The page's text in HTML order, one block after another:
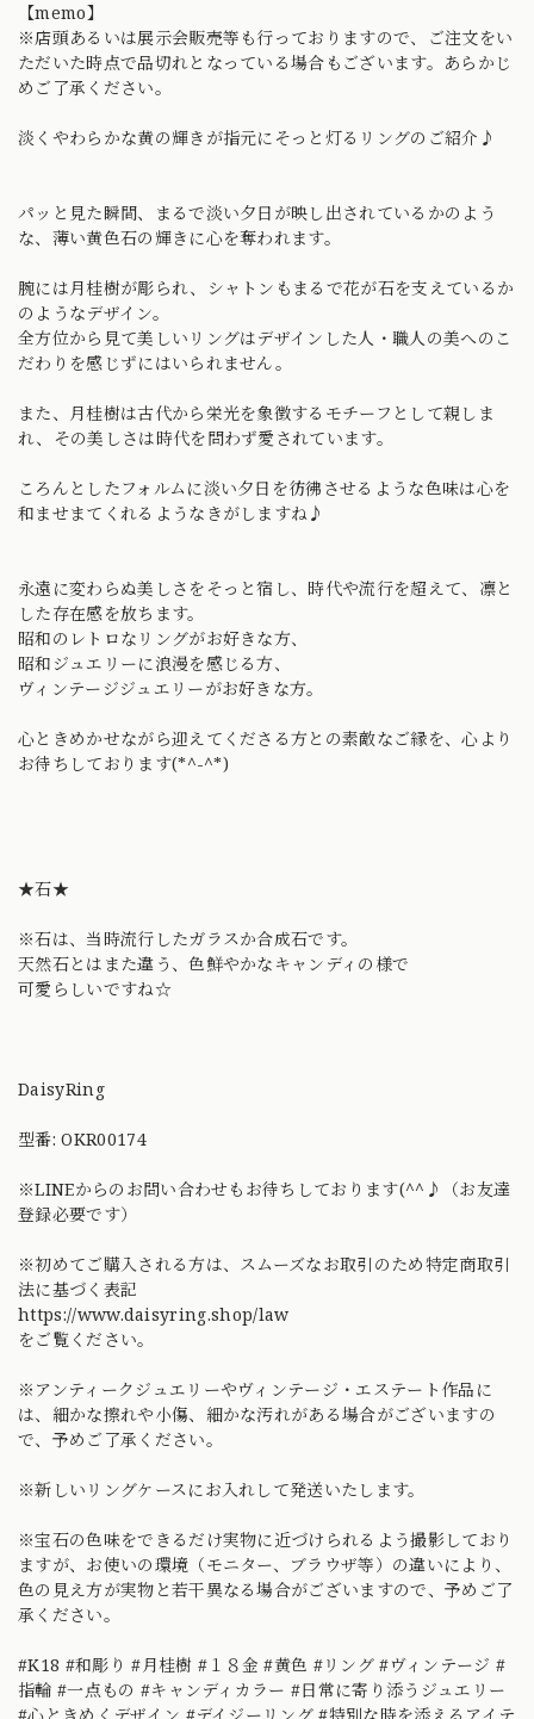
【memo】
※店頭あるいは展示会販売等も行っておりますので、ご注文をい
ただいた時点で品切れとなっている場合もございます。あらかじ
めご了承ください。
淡くやわらかな黄の輝きが指元にそっと灯るリングのご紹介♪
パッと見た瞬間、まるで淡い夕日が映し出されているかのよう
な、薄い黄色石の輝きに心を奪われます。
腕には月桂樹が彫られ、シャトンもまるで花が石を支えているか
のようなデザイン。
全方位から見て美しいリングはデザインした人・職人の美へのこ
だわりを感じずにはいられません。
また、月桂樹は古代から栄光を象徴するモチーフとして親しま
れ、その美しさは時代を問わず愛されています。
ころんとしたフォルムに淡い夕日を彷彿させるような色味は心を
和ませまてくれるようなきがしますね♪
永遠に変わらぬ美しさをそっと宿し、時代や流行を超えて、凛と
した存在感を放ちます。
昭和のレトロなリングがお好きな方、
昭和ジュエリーに浪漫を感じる方、
ヴィンテージジュエリーがお好きな方。
心ときめかせながら迎えてくださる方との素敵なご縁を、心より
お待ちしております(*^-^*)
★石★
※石は、当時流行したガラスか合成石です。
天然石とはまた違う、色鮮やかなキャンディの様で
可愛らしいですね☆
DaisyRing
型番: OKR00174
※LINEからのお問い合わせもお待ちしております(^^♪（お友達
登録必要です）
※初めてご購入される方は、スムーズなお取引のため特定商取引
法に基づく表記
https://www.daisyring.shop/law
をご覧ください。
※アンティークジュエリーやヴィンテージ・エステート作品に
は、細かな擦れや小傷、細かな汚れがある場合がございますの
で、予めご了承ください。
※新しいリングケースにお入れして発送いたします。
※宝石の色味をできるだけ実物に近づけられるよう撮影しており
ますが、お使いの環境（モニター、ブラウザ等）の違いにより、
色の見え方が実物と若干異なる場合がございますので、予めご了
承ください。
#K18 #和彫り #月桂樹 #１８金 #黄色 #リング #ヴィンテージ #
指輪 #一点もの #キャンディカラー #日常に寄り添うジュエリー